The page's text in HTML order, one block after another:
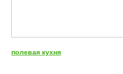
полевая кухня